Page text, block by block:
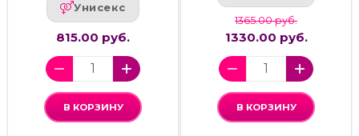
Унисекс
815.00 руб.
В КОРЗИНУ
1365.00 руб.
1330.00 руб.
В КОРЗИНУ